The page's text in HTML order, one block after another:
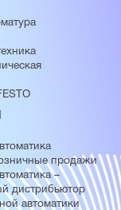
продажи
–
дистрибьютор
автоматики